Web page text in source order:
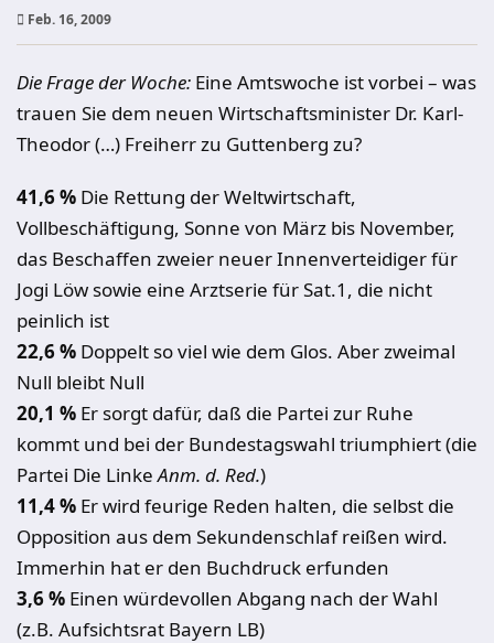
Feb. 16, 2009
Die Frage der Woche: Eine Amtswoche ist vorbei – was
trauen Sie dem neuen Wirtschaftsminister Dr. Karl-
Theodor (…) Freiherr zu Guttenberg zu?
41,6 % Die Rettung der Weltwirtschaft,
Vollbeschäftigung, Sonne von März bis November,
das Beschaffen zweier neuer Innenverteidiger für
Jogi Löw sowie eine Arztserie für Sat.1, die nicht
peinlich ist
22,6 % Doppelt so viel wie dem Glos. Aber zweimal
Null bleibt Null
20,1 % Er sorgt dafür, daß die Partei zur Ruhe
kommt und bei der Bundestagswahl triumphiert (die
Partei Die Linke Anm. d. Red.)
11,4 % Er wird feurige Reden halten, die selbst die
Opposition aus dem Sekundenschlaf reißen wird.
Immerhin hat er den Buchdruck erfunden
3,6 % Einen würdevollen Abgang nach der Wahl
(z.B. Aufsichtsrat Bayern LB)